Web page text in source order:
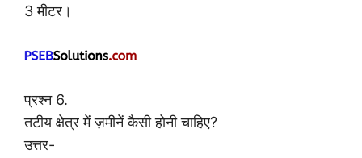
3 मीटर।
प्रश्न 6.
तटीय क्षेत्र में ज़मीनें कैसी होनी चाहिए?
उत्तर-